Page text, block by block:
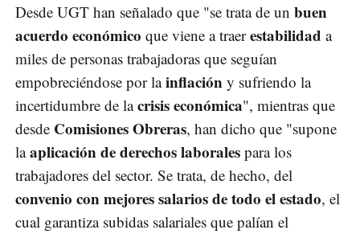
Desde UGT han señalado que "se trata de un buen
acuerdo económico que viene a traerestabilidad a
miles de personas trabajadoras que seguían
empobreciéndose por lainflación y sufriendo la
incertidumbre de lacrisis económica", mientras que
desde Comisiones Obreras, han dicho que "supone
laaplicación de derechos laborales para los
trabajadores del sector. Se trata, de hecho, del
convenio con mejores salarios de todo el estado, el
cual garantiza subidas salariales que palían el